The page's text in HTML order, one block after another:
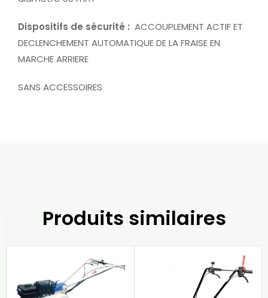
Dispositifs de sécurité : ACCOUPLEMENT ACTIF ET
DECLENCHEMENT AUTOMATIQUE DE LA FRAISE EN
MARCHE ARRIERE
SANS ACCESSOIRES
Produits similaires